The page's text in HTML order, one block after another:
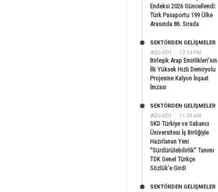
Endeksi 2026 Güncellendi:
Türk Pasaportu 199 Ülke
Arasında 86. Sırada
AĞU 6TH 12:34 PM
SEKTÖRDEN GELIŞMELER
Birleşik Arap Emirlikleri’nin
İlk Yüksek Hızlı Demiryolu
Projesine Kalyon İnşaat
İmzası
AĞU 6TH 11:30 AM
SEKTÖRDEN GELIŞMELER
SKD Türkiye ve Sabancı
Üniversitesi İş Birliğiyle
Hazırlanan Yeni
“Sürdürülebilirlik” Tanımı
TDK Genel Türkçe
Sözlük’e Girdi
SEKTÖRDEN GELIŞMELER